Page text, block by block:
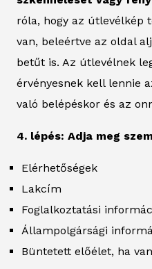
róla, hogy az útlevélkép
van, beleértve az oldal
betűt is. Az útlevélnek
érvényesnek kell lennie
való belépéskor és az
4. lépés: Adja meg
Elérhetőségek
Lakcím
Foglalkoztatási
Állampolgársági
Büntetett előélet, ha